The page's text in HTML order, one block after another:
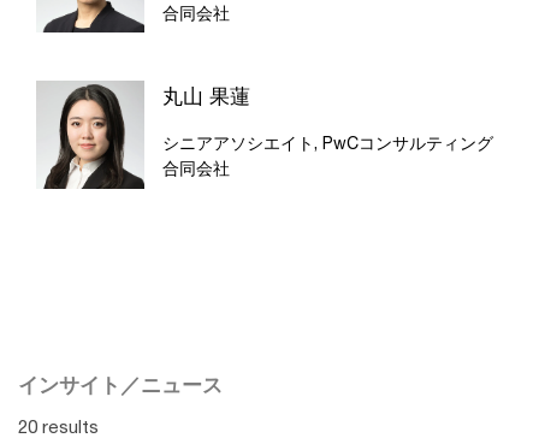
合同会社
丸山 果蓮
シニアアソシエイト, PwCコンサルティング
合同会社
インサイト／ニュース
20 results